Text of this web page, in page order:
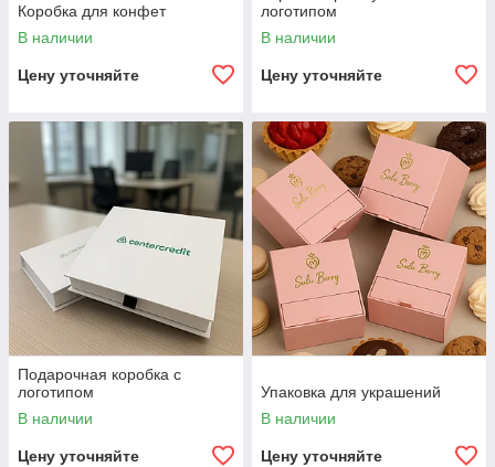
Коробка для конфет
В наличии
Цену уточняйте
логотипом
В наличии
Цену уточняйте
Подарочная коробка с
логотипом
В наличии
Цену уточняйте
Упаковка для украшений
В наличии
Цену уточняйте